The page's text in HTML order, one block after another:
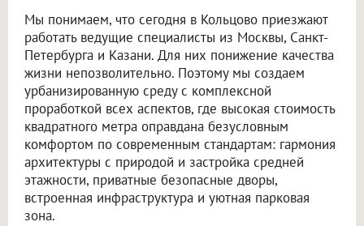
Мы понимаем, что сегодня в Кольцово приезжают
работать ведущие специалисты из Москвы, Санкт-
Петербурга и Казани. Для них понижение качества
жизни непозволительно. Поэтому мы создаем
урбанизированную среду с комплексной
проработкой всех аспектов, где высокая стоимость
квадратного метра оправдана безусловным
комфортом по современным стандартам: гармония
архитектуры с природой и застройка средней
этажности, приватные безопасные дворы,
встроенная инфраструктура и уютная парковая
зона.